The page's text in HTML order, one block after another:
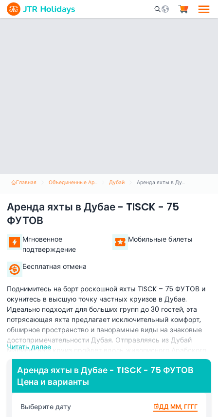
Mobile Search
Главная Объединенные Арабские Эмираты Дубай Аренда яхты в Дубае - TISCK - 75 ФУТОВ
Аренда яхты в Дубае - TISCK - 75
ФУТОВ
Мгновенное
подтверждение
Мобильные билеты
Бесплатная отмена
Поднимитесь на борт роскошной яхты TISCK – 75 ФУТОВ и
окунитесь в высшую точку частных круизов в Дубае.
Идеально подходит для больших групп до 30 гостей, эта
потрясающая яхта предлагает исключительный комфорт,
обширное пространство и панорамные виды на знаковые
достопримечательности Дубая. Отправляясь из Дубай
Марины, ваш круиз пройдет вдоль живописного Арабского
залива мимо Ain Dubai, горизонта JBR, Палм Джумейра,
Atlantis The Palm и всемирно известного Бурдж аль-Араба.
Яхта оснащена несколькими зонами для отдыха,
просторной солнечной палубой, внутренним лаунжем и
хорошо оборудованными каютами, обеспечивая настоящий
VIP-опыт на воде. Профессиональный капитан и экипаж
Читать далее
Аренда яхты в Дубае - TISCK - 75 ФУТОВ
Цена и варианты
Выберите дату ДД ММ, ГГГГ